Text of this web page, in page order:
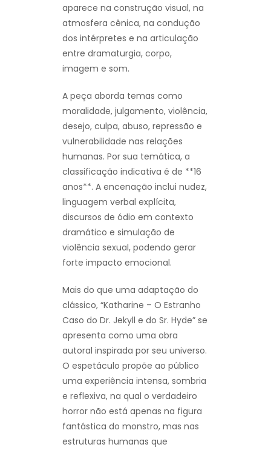
aparece na construção visual, na
atmosfera cênica, na condução
dos intérpretes e na articulação
entre dramaturgia, corpo,
imagem e som.
A peça aborda temas como
moralidade, julgamento, violência,
desejo, culpa, abuso, repressão e
vulnerabilidade nas relações
humanas. Por sua temática, a
classificação indicativa é de **16
anos**. A encenação inclui nudez,
linguagem verbal explícita,
discursos de ódio em contexto
dramático e simulação de
violência sexual, podendo gerar
forte impacto emocional.
Mais do que uma adaptação do
clássico, “Katharine – O Estranho
Caso do Dr. Jekyll e do Sr. Hyde” se
apresenta como uma obra
autoral inspirada por seu universo.
O espetáculo propõe ao público
uma experiência intensa, sombria
e reflexiva, na qual o verdadeiro
horror não está apenas na figura
fantástica do monstro, mas nas
estruturas humanas que